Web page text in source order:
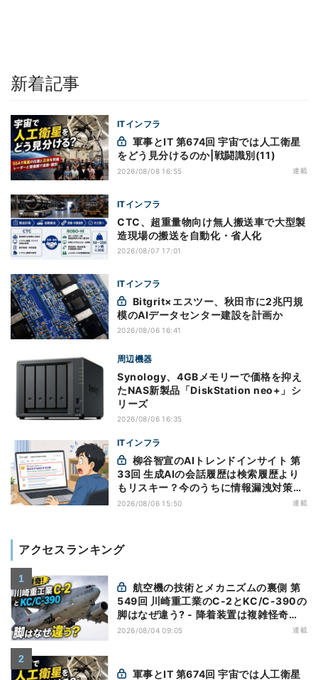
新着記事
ITインフラ
をどう見分けるのか|戦闘識別(11)
2026/08/08 16:55 連載
ITインフラ
CTC、超重量物向け無人搬送車で大型製
造現場の搬送を自動化・省人化
2026/08/07 17:01
ITインフラ
模のAIデータセンター建設を計画か
2026/08/06 16:41
周辺機器
Synology、4GBメモリーで価格を抑え
たNAS新製品「DiskStation neo+」シ
リーズ
2026/08/06 16:35
ITインフラ
33回 生成AIの会話履歴は検索履歴より
もリスキー？今のうちに情報漏洩対策を
万全にしておこう
2026/08/06 15:50 連載
アクセスランキング
549回 川崎重工業のC-2とKC/C-390の
脚はなぜ違う? - 降着装置は複雑怪奇
(5)|軍用輸送機(10)
2026/08/04 09:05 連載